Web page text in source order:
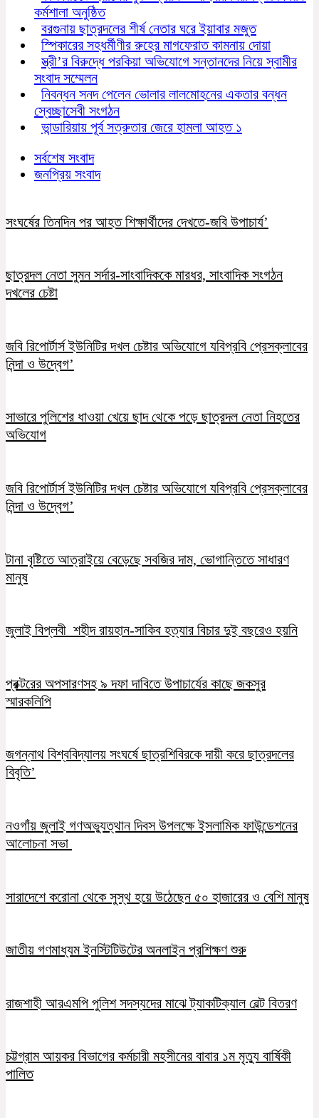
কর্মশালা অনুষ্ঠিত
বরগুনায় ছাত্রদলের শীর্ষ নেতার ঘরে ইয়াবার মজুত
স্পিকারের সহধর্মীণীর রুহের মাগফেরাত কামনায় দোয়া
স্ত্রী’র বিরুদ্ধে পরকিয়া অভিযোগে সন্তানদের নিয়ে স্বামীর
সংবাদ সম্মেলন
নিবন্ধন সনদ পেলেন ভোলার লালমোহনের একতার বন্ধন
স্বেচ্ছাসেবী সংগঠন
ভান্ডারিয়ায় পূর্ব সত্রুতার জেরে হামলা আহত ১
সর্বশেষ সংবাদ
জনপ্রিয় সংবাদ
সংঘর্ষের তিনদিন পর আহত শিক্ষার্থীদের দেখতে-জবি উপাচার্য’
ছাত্রদল নেতা সুমন সর্দার-সাংবাদিককে মারধর, সাংবাদিক সংগঠন
দখলের চেষ্টা
জবি রিপোর্টার্স ইউনিটির দখল চেষ্টার অভিযোগে যবিপ্রবি প্রেসক্লাবের
নিন্দা ও উদ্বেগ’
সাভারে পুলিশের ধাওয়া খেয়ে ছাদ থেকে পড়ে ছাত্রদল নেতা নিহতের
অভিযোগ
জবি রিপোর্টার্স ইউনিটির দখল চেষ্টার অভিযোগে যবিপ্রবি প্রেসক্লাবের
নিন্দা ও উদ্বেগ’
টানা বৃষ্টিতে আত্রাইয়ে বেড়েছে সবজির দাম, ভোগান্তিতে সাধারণ
মানুষ
জুলাই বিপ্লবী শহীদ রায়হান-সাকিব হত্যার বিচার দুই বছরেও হয়নি
প্রক্টরের অপসারণসহ ৯ দফা দাবিতে উপাচার্যের কাছে জকসুর
স্মারকলিপি
জগন্নাথ বিশ্ববিদ্যালয় সংঘর্ষে ছাত্রশিবিরকে দায়ী করে ছাত্রদলের
বিবৃতি’
নওগাঁয় জুলাই গণঅভ্যুত্থান দিবস উপলক্ষে ইসলামিক ফাউন্ডেশনের
আলোচনা সভা
সারাদেশে করোনা থেকে সুস্থ হয়ে উঠেছেন ৫০ হাজারের ও বেশি মানুষ
জাতীয় গণমাধ্যম ইনস্টিটিউটের অনলাইন প্রশিক্ষণ শুরু
রাজশাহী আরএমপি পুলিশ সদস্যদের মাঝে ট্যাকটিক্যাল বেল্ট বিতরণ
চট্টগ্রাম আয়কর বিভাগের কর্মচারী মহসীনের বাবার ১ম মৃত্যু বার্ষিকী
পালিত